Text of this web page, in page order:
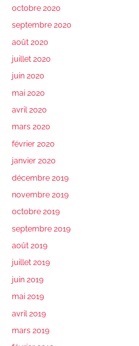
octobre 2020
septembre 2020
août 2020
juillet 2020
juin 2020
mai 2020
avril 2020
mars 2020
février 2020
janvier 2020
décembre 2019
novembre 2019
octobre 2019
septembre 2019
août 2019
juillet 2019
juin 2019
mai 2019
avril 2019
mars 2019